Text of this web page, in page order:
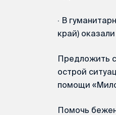
· В
край)
Предложить
острой
помощи
Помочь